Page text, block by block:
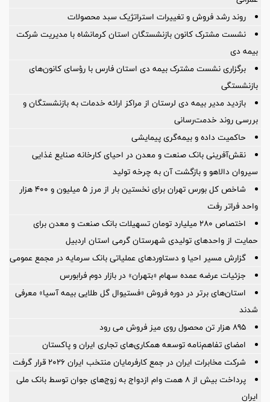
روند رشد فروش و تغییرات استراتژیک سبد محصولات
نشست مشترک کانون بازنشستگان استان کرمانشاه با مدیریت شرکت
بیمه دی
برگزاری نشست مشترک بیمه دی استان فارس با رؤسای کانون‌های
بازنشستگی
بازدید مدیر بیمه دی لرستان از مراکز ارائه خدمات به بازنشستگان و
بررسی روند خدمت‌رسانی
حاکمیت داده و بیمه‌گری پیمایشی
نقش‌آفرینی بانک صنعت و معدن در احیای کارخانه صنایع غذایی
سیروان دالاهو و بازگشت آن به چرخه تولید
شاخص کل بورس تهران برای نخستین بار از مرز ۵ میلیون و ۴۰۰ هزار
واحد فراتر رفت
اختصاص ۲۸۰ میلیارد تومان تسهیلات بانک صنعت و معدن برای
حمایت از واحدهای تولیدی شهرستان گرمی استان اردبیل
گزارش مسیر احیا و دستاوردهای عملیاتی بانک سرمایه در مجمع عمومی
جزئیات عرضه عمده سهام «بتهران» در بازار دوم فرابورس
استان‌های برتر در دوره فروش «فستیوال گل طلایی بیمه آسیا» معرفی
شدند
895 هزار تن محصول روی میز فروش می رود
امضای تفاهم‌نامه توسعه همکاری‌های تجاری ایران و پاکستان
شرکت مخابرات ایران در جمع کارفرمایان منتخب ایران ۲۰۲۶ قرار گرفت
پرداخت بیش از ۸ همت وام ازدواج به زوج‌های جوان توسط بانک ملی
ایران